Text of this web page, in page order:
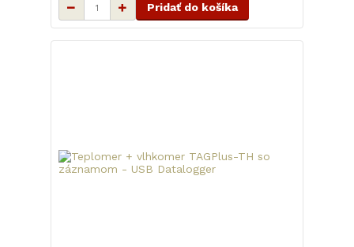
Pridať do košíka